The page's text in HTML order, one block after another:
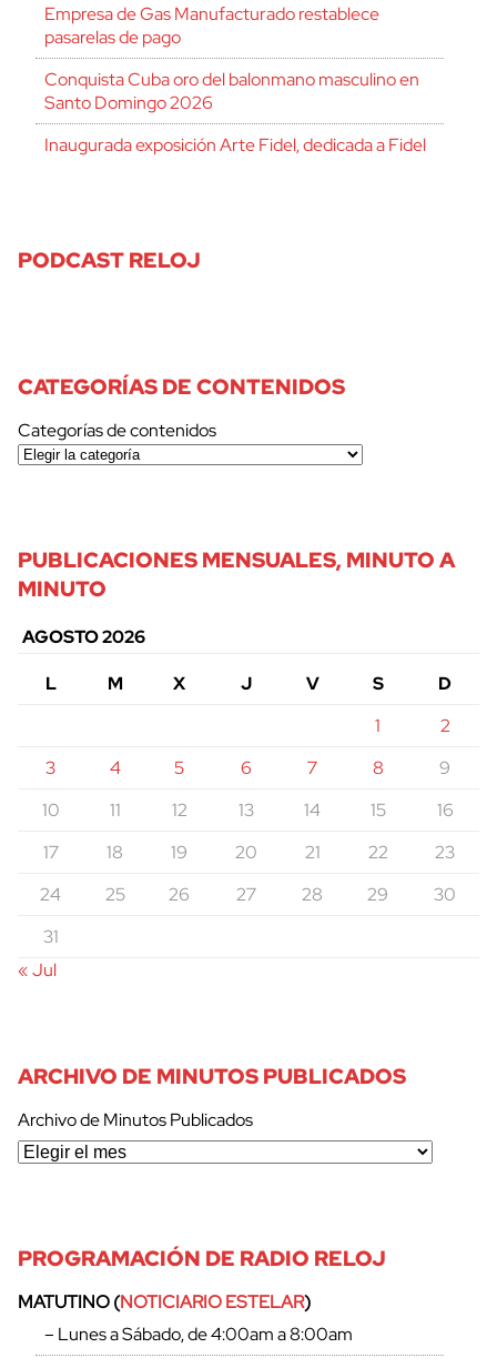
Empresa de Gas Manufacturado restablece
pasarelas de pago
Conquista Cuba oro del balonmano masculino en
Santo Domingo 2026
Inaugurada exposición Arte Fidel, dedicada a Fidel
PODCAST RELOJ
CATEGORÍAS DE CONTENIDOS
Categorías de contenidos
PUBLICACIONES MENSUALES, MINUTO A
MINUTO
AGOSTO 2026
L
M X J V S
D
1
2
3
4 5 6 7 8
9
10
11 12 13 14 15
16
17
18 19 20 21 22
23
24
25 26 27 28 29
30
31
« Jul
ARCHIVO DE MINUTOS PUBLICADOS
Archivo de Minutos Publicados
PROGRAMACIÓN DE RADIO RELOJ
MATUTINO (NOTICIARIO ESTELAR)
– Lunes a Sábado, de 4:00am a 8:00am